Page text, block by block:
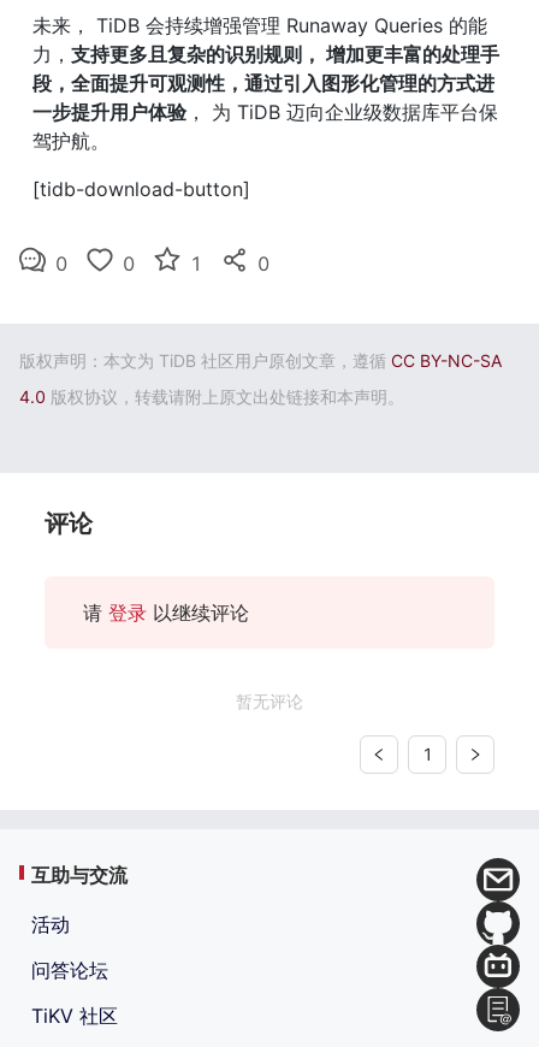
未来， TiDB 会持续增强管理 Runaway Queries 的能
力， 支持更多且复杂的识别规则， 增加更丰富的处理手
段，全面提升可观测性，通过引入图形化管理的方式进
一步提升用户体验， 为 TiDB 迈向企业级数据库平台保
驾护航。
[tidb-download-button]
0 0 1 0
版权声明：本文为 TiDB 社区用户原创文章，遵循 CC BY-NC-SA
4.0 版权协议，转载请附上原文出处链接和本声明。
评论
请 登录 以继续评论
暂无评论
1
互助与交流
活动
问答论坛
TiKV 社区